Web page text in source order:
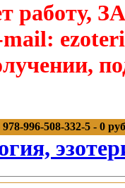
работу,
996-508-332-5 - 0